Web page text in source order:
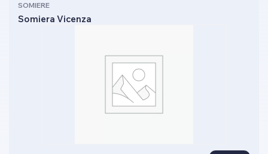
SOMIERE
Somiera Vicenza